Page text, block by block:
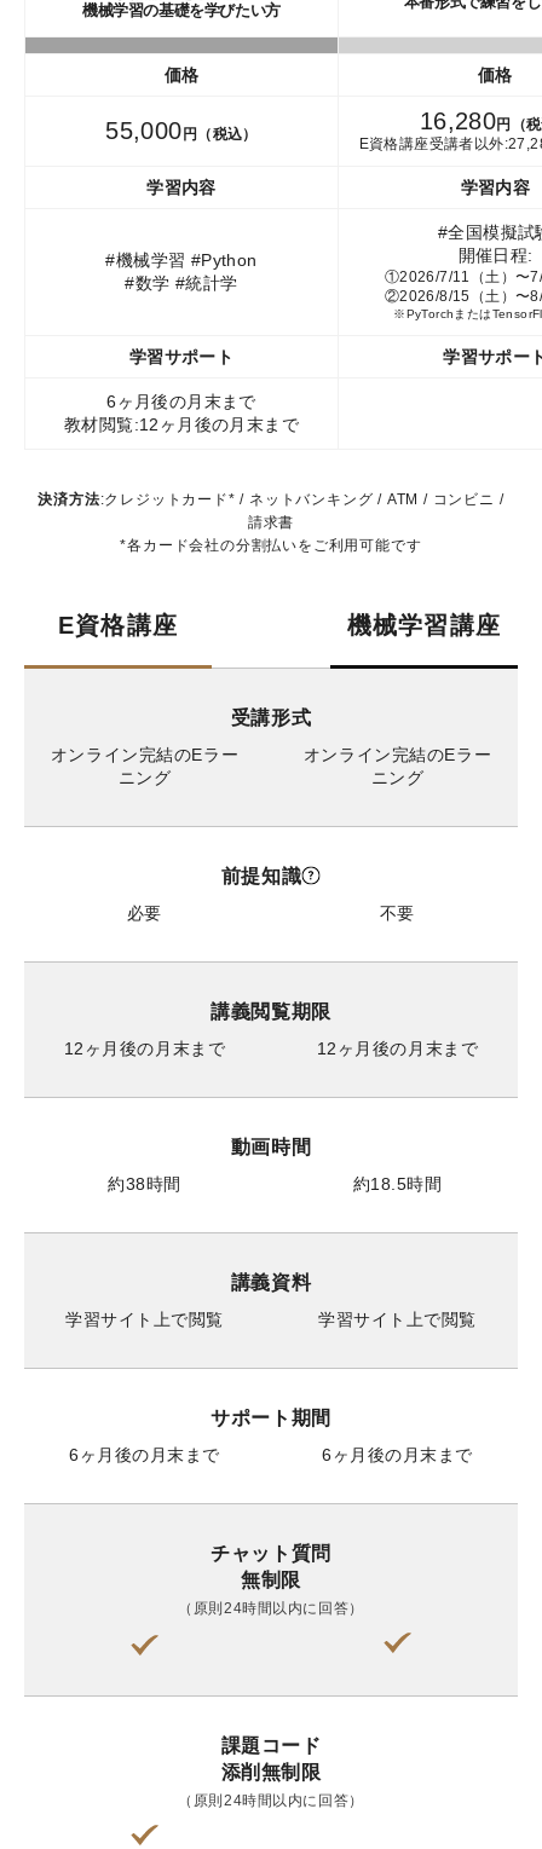
機械学習の基礎を学びたい方
価格 価格
55,000円（税込） 16,280円（
E資格講座受講者以外
学習内容 学習内容
#機械学習 #Python
#数学 #統計学
#全国模擬試
開催日程:
①2026/7/11（土）〜
②2026/8/15（土）〜
※PyTorchまたは
学習サポート 学習サポー
6ヶ月後の月末まで
教材閲覧:12ヶ月後の月末まで
決済方法:クレジットカード* / ネットバンキング / ATM / コンビニ /
請求書
*各カード会社の分割払いをご利用可能です
E資格講座 機械学習講座
受講形式
オンライン完結のEラー
ニング
オンライン完結のEラー
ニング
前提知識
必要 不要
講義閲覧期限
12ヶ月後の月末まで 12ヶ月後の月末まで
動画時間
約38時間 約18.5時間
講義資料
学習サイト上で閲覧 学習サイト上で閲覧
サポート期間
6ヶ月後の月末まで 6ヶ月後の月末まで
チャット質問
無制限
（原則24時間以内に回答）
課題コード
添削無制限
（原則24時間以内に回答）